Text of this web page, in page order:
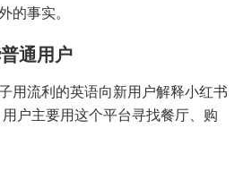
的事实。
通用户
用流利的英语向新用户解释小红书
户主要用这个平台寻找餐厅、购